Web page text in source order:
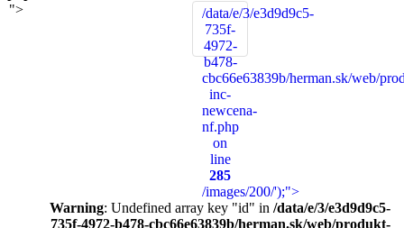
/data/e/3/e3d9d9c5-
735f-
4972-
b478-
cbc66e63839b/herman.sk/web/
inc-
newcena-
nf.php
on
line
285
/images/200/');">
Warning: Undefined array key "id" in /data/e/3/e3d9d9c5-
735f-4972-b478-cbc66e63839b/herman.sk/web/produkt-